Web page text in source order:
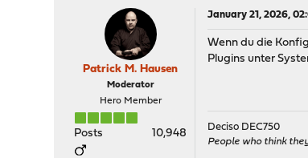
Patrick M. Hausen
Moderator
Hero Member
Posts 10,948
January 21, 2026,
Wenn du die
Plugins unter
Deciso DEC750
People who think